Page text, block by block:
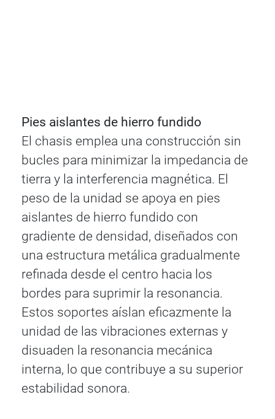
Pies aislantes de hierro fundido
El chasis emplea una construcción sin
bucles para minimizar la impedancia de
tierra y la interferencia magnética. El
peso de la unidad se apoya en pies
aislantes de hierro fundido con
gradiente de densidad, diseñados con
una estructura metálica gradualmente
refinada desde el centro hacia los
bordes para suprimir la resonancia.
Estos soportes aíslan eficazmente la
unidad de las vibraciones externas y
disuaden la resonancia mecánica
interna, lo que contribuye a su superior
estabilidad sonora.